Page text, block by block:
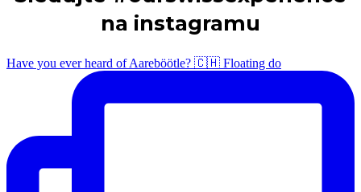
na instagramu
Have you ever heard of Aareböötle? 🇨🇭 Floating do